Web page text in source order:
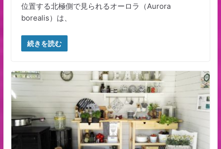
位置する北極側で見られるオーロラ（Aurora
borealis）は、
続きを読む